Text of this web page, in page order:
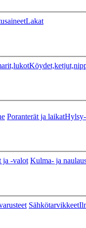
Lakat
Poranterät ja laikat
ja -valot Kulma- ja
Sähkötarvikkeet